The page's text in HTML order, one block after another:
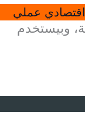
عملي
وبيستخدم